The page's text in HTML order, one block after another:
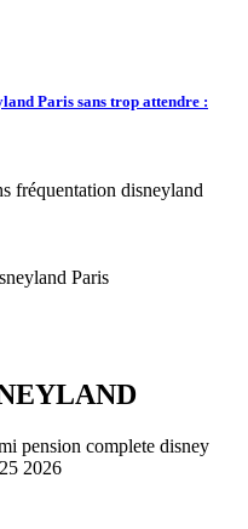
Paris sans trop attendre :
Paris